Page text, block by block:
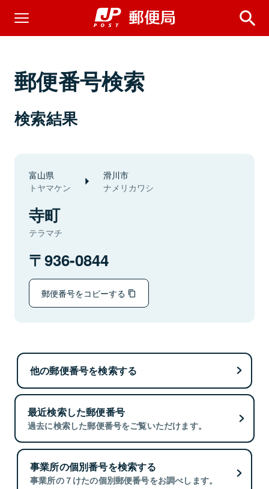
郵便番号検索
検索結果
富山県
トヤマケン
滑川市
ナメリカワシ
寺町
テラマチ
936-0844
郵便番号をコピーする
他の郵便番号を検索する
最近検索した郵便番号
過去に検索した郵便番号をご覧いただけます。
事業所の個別番号を検索する
事業所の７けたの個別郵便番号をお調べします。